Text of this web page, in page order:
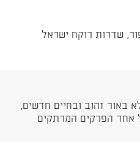
שדרות רוקח ישראל
באור זהוב ובחיים חדשים,
אחד הפרקים המרתקים